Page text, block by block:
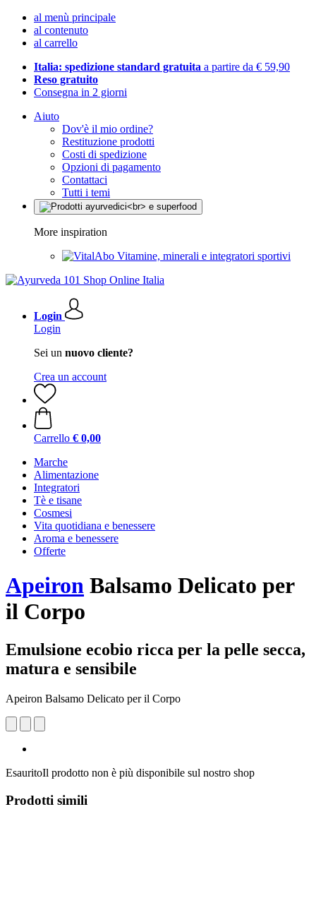
al menù principale
al contenuto
al carrello
Italia: spedizione standard gratuita a partire da € 59,90
Reso gratuito
Consegna in 2 giorni
Aiuto
Dov'è il mio ordine?
Restituzione prodotti
Costi di spedizione
Opzioni di pagamento
Contattaci
Tutti i temi
More inspiration
Vitamine, minerali e integratori sportivi
Login
Login
Sei un nuovo cliente?
Crea un account
Carrello € 0,00
Marche
Alimentazione
Integratori
Tè e tisane
Cosmesi
Vita quotidiana e benessere
Aroma e benessere
Offerte
Apeiron Balsamo Delicato per
il Corpo
Emulsione ecobio ricca per la pelle secca,
matura e sensibile
Apeiron Balsamo Delicato per il Corpo
EsauritoIl prodotto non è più disponibile sul nostro shop
Prodotti simili